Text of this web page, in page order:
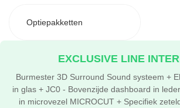
Optiepakketten
EXCLUSIVE LINE
Burmester 3D Surround Sound systeem +
in glas + JC0 - Bovenzijde dashboard in
in microvezel MICROCUT + Specifiek